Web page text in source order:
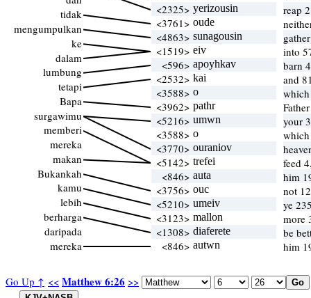
Go Up ↑ << Matthew 6:26 >>
tidak
mengumpulkan
ke
dalam
lumbung
tetapi
Bapa
surgawimu
memberi
mereka
makan
Bukankah
kamu
lebih
berharga
daripada
mereka
<2325> yerizousin
reap
<3761> oude
<4863> sunagousin
<1519> eiv
into
<596> apoyhkav
barn
<2532> kai
and
<3588> o
<3962> pathr
<5216> umwn
your
<3588> o
<3770> ouraniov
<5142> trefei
feed
<846> auta
him
<3756> ouc
not
<5210> umeiv
ye
<3123> mallon
more
<1308> diaferete
be
<846> autwn him